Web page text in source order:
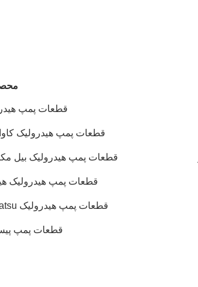
قطعات پمپ
قطعات پمپ هیدرولیک
قطعات پمپ هیدرولیک بیل
قطعات پمپ هیدرولیک
قطعات پمپ هیدرولیک Komatsu
قطعات پمپ